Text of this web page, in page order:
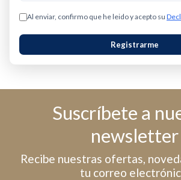
Al enviar, confirmo que he leido y acepto su
Registrarme
Suscríbete a
newsletter
Recibe nuestras ofertas,
tu correo